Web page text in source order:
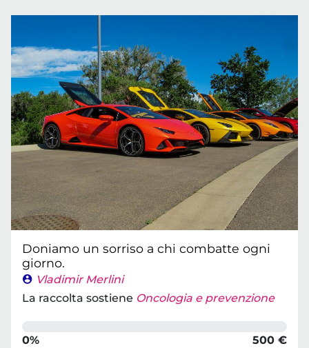
Doniamo un sorriso a chi combatte ogni
giorno.
Vladimir Merlini
La raccolta sostiene Oncologia e prevenzione
0% 500 €